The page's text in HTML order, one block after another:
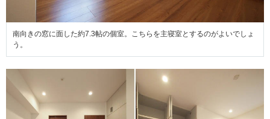
南向きの窓に面した約7.3帖の個室。こちらを主寝室とするのがよいでしょ
う。